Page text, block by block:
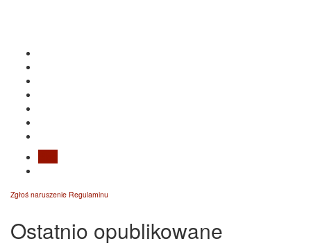
Zgłoś naruszenie Regulaminu
Ostatnio opublikowane